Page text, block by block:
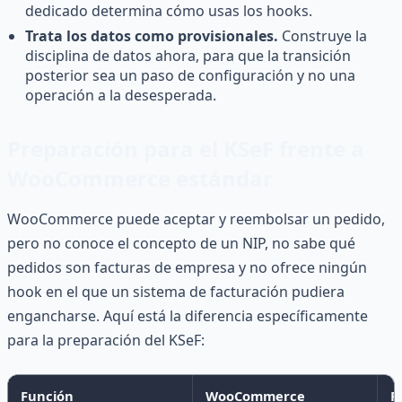
dedicado determina cómo usas los hooks.
Trata los datos como provisionales. Construye la
disciplina de datos ahora, para que la transición
posterior sea un paso de configuración y no una
operación a la desesperada.
WooCommerce puede aceptar y reembolsar un pedido,
pero no conoce el concepto de un NIP, no sabe qué
pedidos son facturas de empresa y no ofrece ningún
hook en el que un sistema de facturación pudiera
engancharse. Aquí está la diferencia específicamente
para la preparación del KSeF:
Función
WooCommerce